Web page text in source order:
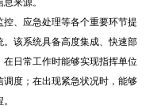
来源。
、应急处理等各个重要环节提
该系统具备高度集成、快速部
日常工作时能够实现指挥单位
度；在出现紧急状况时，能够